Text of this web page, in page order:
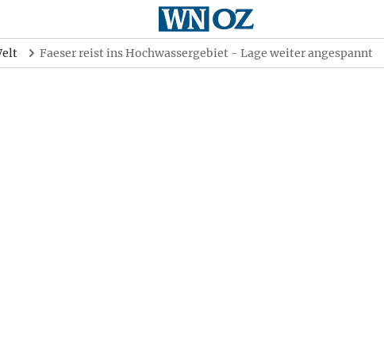
Faeser reist ins Hochwassergebiet - Lage weiter angespannt